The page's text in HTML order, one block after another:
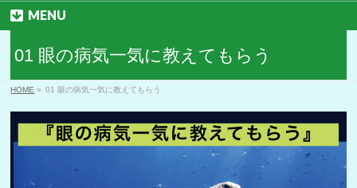
MENU
01 眼の病気一気に教えてもらう
HOME » 01 眼の病気一気に教えてもらう